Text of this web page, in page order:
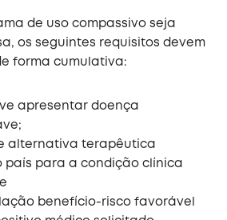
de uso compassivo seja
os seguintes requisitos devem
forma cumulativa:
apresentar doença
alternativa terapêutica
país para a condição clínica
benefício-risco favorável